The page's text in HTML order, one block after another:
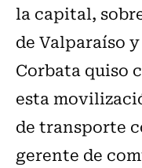
la capital,
de Valparaíso
Corbata quiso
esta
de transporte
gerente de